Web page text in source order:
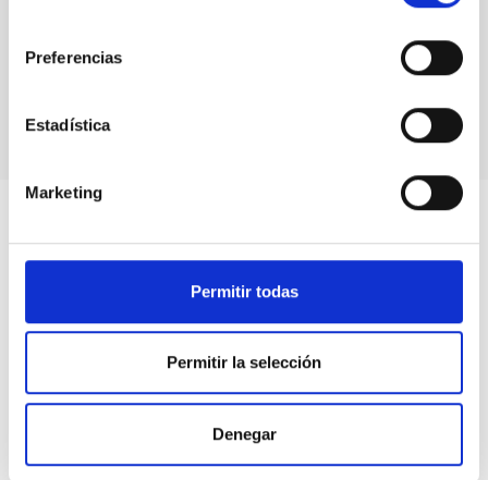
Preferencias
Estadística
Marketing
Permitir todas
Permitir la selección
Denegar
Journey to the Big Bang through the lithium of a